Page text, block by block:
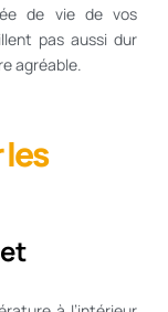
de vie de vos
pas aussi dur
agréable.